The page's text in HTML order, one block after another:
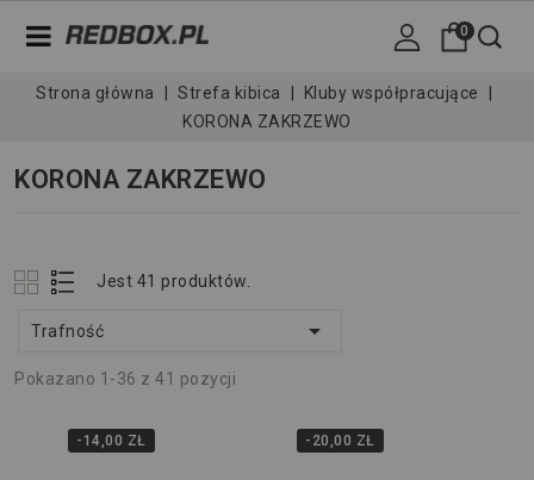
0
Strona główna Strefa kibica
Kluby współpracujące
KORONA ZAKRZEWO
KORONA ZAKRZEWO
Jest 41 produktów.
Trafność 
Pokazano 1-36 z 41 pozycji
-14,00 ZŁ -20,00 ZŁ